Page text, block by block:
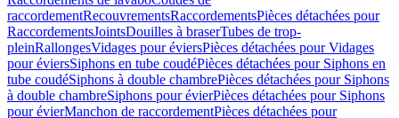
raccordementRecouvrementsRaccordementsPièces détachées pour
RaccordementsJointsDouilles à braserTubes de trop-
pleinRallongesVidages pour éviersPièces détachées pour Vidages
pour éviersSiphons en tube coudéPièces détachées pour Siphons en
tube coudéSiphons à double chambrePièces détachées pour Siphons
à double chambreSiphons pour évierPièces détachées pour Siphons
pour évierManchon de raccordementPièces détachées pour